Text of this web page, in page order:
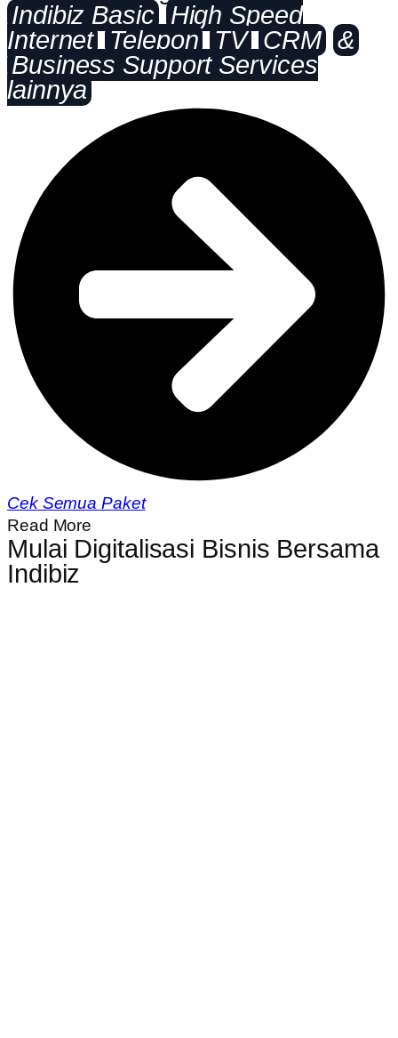
Indibiz Basic
High Speed
Internet
Telepon TV CRM &
Business Support Services
lainnya
Cek Semua Paket
Read More
Mulai Digitalisasi Bisnis Bersama
Indibiz